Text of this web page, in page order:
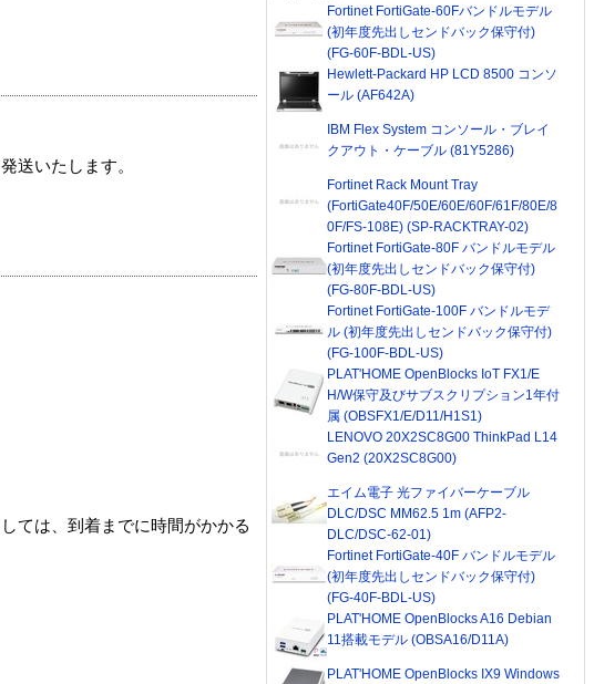
送いたします。
ては、到着までに時間がかかる
Fortinet FortiGate-60Fバンドルモデル
(初年度先出しセンドバック保守付)
(FG-60F-BDL-US)
Hewlett-Packard HP LCD 8500 コンソ
ール (AF642A)
IBM Flex System コンソール・ブレイ
クアウト・ケーブル (81Y5286)
Fortinet Rack Mount Tray
(FortiGate40F/50E/60E/60F/61F/80E/8
0F/FS-108E) (SP-RACKTRAY-02)
Fortinet FortiGate-80F バンドルモデル
(初年度先出しセンドバック保守付)
(FG-80F-BDL-US)
Fortinet FortiGate-100F バンドルモデ
ル (初年度先出しセンドバック保守付)
(FG-100F-BDL-US)
PLAT'HOME OpenBlocks IoT FX1/E
H/W保守及びサブスクリプション1年付
属 (OBSFX1/E/D11/H1S1)
LENOVO 20X2SC8G00 ThinkPad L14
Gen2 (20X2SC8G00)
エイム電子 光ファイバーケーブル
DLC/DSC MM62.5 1m (AFP2-
DLC/DSC-62-01)
Fortinet FortiGate-40F バンドルモデル
(初年度先出しセンドバック保守付)
(FG-40F-BDL-US)
PLAT'HOME OpenBlocks A16 Debian
11搭載モデル (OBSA16/D11A)
PLAT'HOME OpenBlocks IX9 Windows